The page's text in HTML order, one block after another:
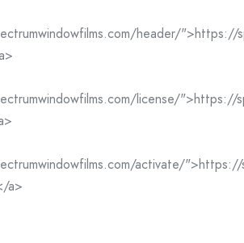
header/">https://
license/">https://
activate/">https://
a>